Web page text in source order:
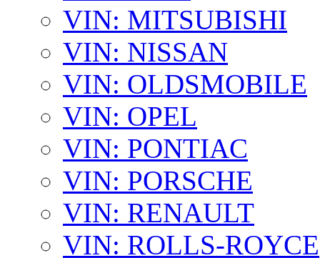
VIN: MITSUBISHI
VIN: NISSAN
VIN: OLDSMOBILE
VIN: OPEL
VIN: PONTIAC
VIN: PORSCHE
VIN: RENAULT
VIN: ROLLS-ROYCE